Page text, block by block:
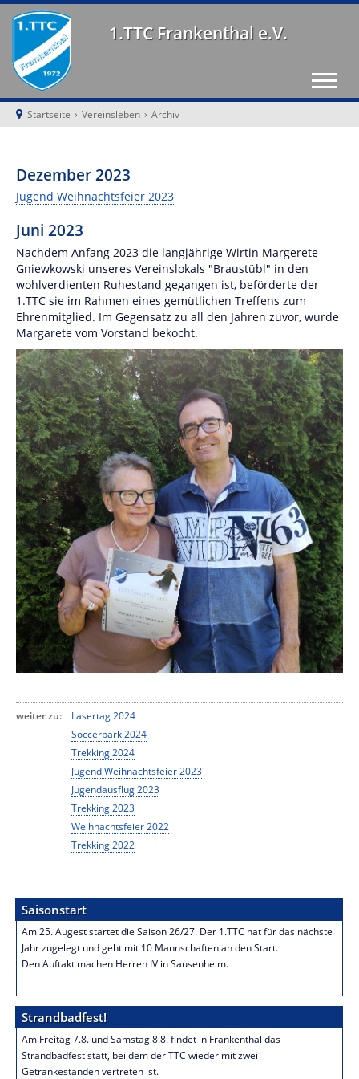
1.TTC Frankenthal e.V.
Startseite › Vereinsleben › Archiv
Dezember 2023
Jugend Weihnachtsfeier 2023
Juni 2023
Nachdem Anfang 2023 die langjährige Wirtin Margerete
Gniewkowski unseres Vereinslokals "Braustübl" in den
wohlverdienten Ruhestand gegangen ist, beförderte der
1.TTC sie im Rahmen eines gemütlichen Treffens zum
Ehrenmitglied. Im Gegensatz zu all den Jahren zuvor, wurde
Margarete vom Vorstand bekocht.
weiter zu:
Lasertag 2024
Soccerpark 2024
Trekking 2024
Jugend Weihnachtsfeier 2023
Jugendausflug 2023
Trekking 2023
Weihnachtsfeier 2022
Trekking 2022
Saisonstart
Am 25. Augest startet die Saison 26/27. Der 1.TTC hat für das nächste
Jahr zugelegt und geht mit 10 Mannschaften an den Start.
Den Auftakt machen Herren IV in Sausenheim.
Strandbadfest!
Am Freitag 7.8. und Samstag 8.8. findet in Frankenthal das
Strandbadfest statt, bei dem der TTC wieder mit zwei
Getränkeständen vertreten ist.